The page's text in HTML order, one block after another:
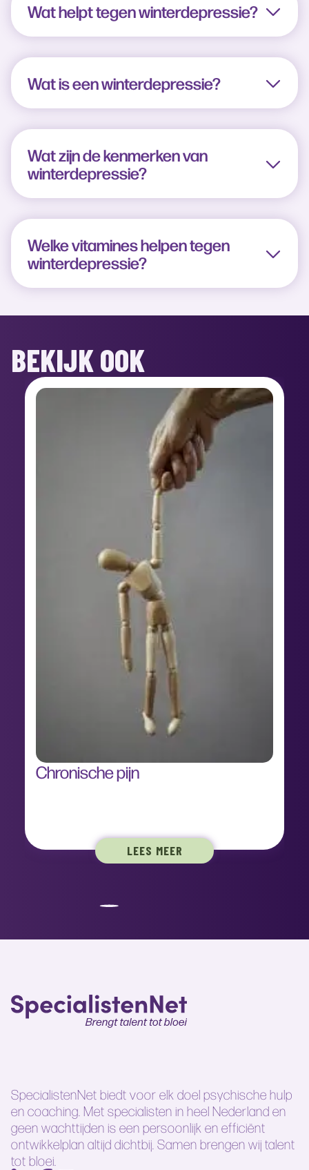
Wat helpt tegen winterdepressie?
Wat is een winterdepressie?
Wat zijn de kenmerken van
winterdepressie?
Welke vitamines helpen tegen
winterdepressie?
BEKIJK OOK
Chronische pijn
LEES MEER
SpecialistenNet biedt voor elk doel psychische hulp
en coaching. Met specialisten in heel Nederland en
geen wachttijden is een persoonlijk en efficiënt
ontwikkelplan altijd dichtbij. Samen brengen wij talent
tot bloei.